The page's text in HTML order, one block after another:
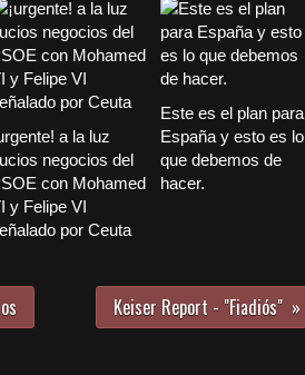
a la luz
negocios del
con Mohamed
y Felipe VI
por Ceuta
Este es el plan para
España y esto es lo
que debemos de
hacer.
Keiser Report - "Fiadiós"